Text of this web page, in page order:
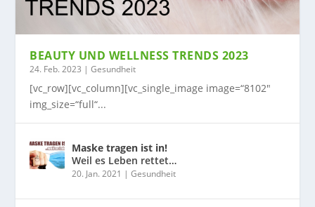
BEAUTY UND WELLNESS TRENDS 2023
24. Feb. 2023 |Gesundheit
[vc_row][vc_column][vc_single_image image=“8102″
img_size=“full“...
Maske tragen ist in!
Weil es Leben rettet…
20. Jan. 2021 |Gesundheit